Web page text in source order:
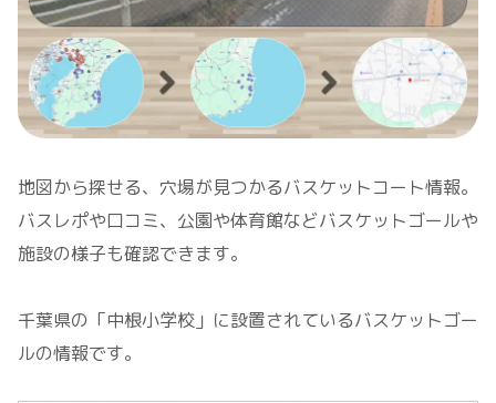
地図から探せる、穴場が見つかるバスケットコート情報。
バスレポや口コミ、公園や体育館などバスケットゴールや
施設の様子も確認できます。
千葉県の「中根小学校」に設置されているバスケットゴー
ルの情報です。